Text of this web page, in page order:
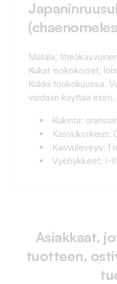
Matala,
Kukat isokokoiset,
Kukkii toukokuussa.
voidaan käyttää
Kukinta:
Kasvukorkeus:
Kasvuleveys: 1
Vyöhykkeet: I-III
Asiakkaat,
tuotteen,